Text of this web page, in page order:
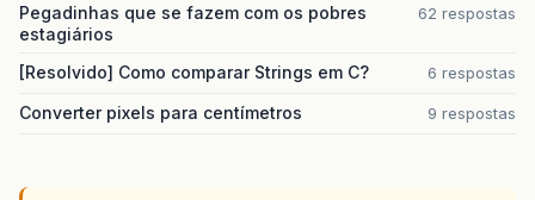
Pegadinhas que se fazem com os pobres
estagiários
62 respostas
[Resolvido] Como comparar Strings em C? 6 respostas
Converter pixels para centímetros 9 respostas